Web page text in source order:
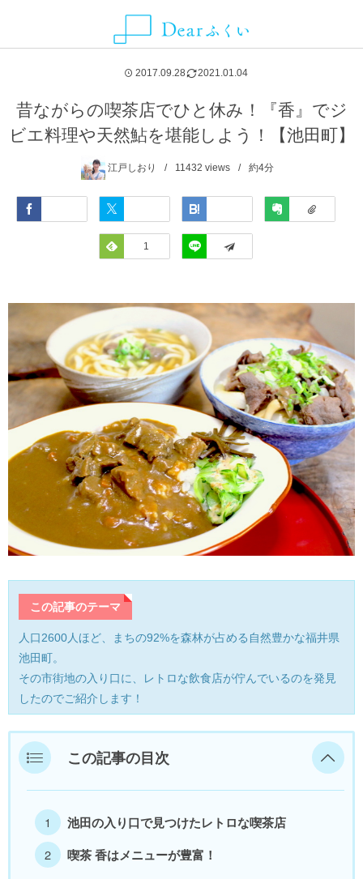
2017.09.28 2021.01.04
昔ながらの喫茶店でひと休み！『香』でジ
ビエ料理や天然鮎を堪能しよう！【池田町】
江戸しおり 11432 views 約4分
Evernote
Feedly
1 LINE
この記事のテーマ
人口2600人ほど、まちの92%を森林が占める自然豊かな福井県
池田町。
その市街地の入り口に、レトロな飲食店が佇んでいるのを発見
したのでご紹介します！
この記事の目次
池田の入り口で見つけたレトロな喫茶店
喫茶 香はメニューが豊富！
観光スポット
レジャー・アクティビティ
自然・風景
お土産
産業・ものづくり
体験施設・体験プラン
歴史
生活・地元ネタ
交通情報
その他
福井市
池田町
越前町
おおい町
大野市
小浜市
坂井市
鯖江市
高浜町
敦賀市
南越前町
美浜町
福井県外
Dearふくいへの広告掲載について
プライバシーポリシー
SmartNews
Yahoo!ライフマガジン